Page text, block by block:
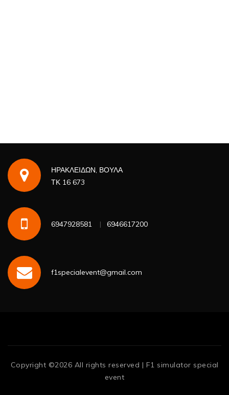
ΗΡΑΚΛΕΙΔΩΝ, ΒΟΥΛΑ
ΤΚ 16 673
6947928581 6946617200
f1specialevent@gmail.com
Copyright ©2026 All rights reserved | F1 simulator special
event